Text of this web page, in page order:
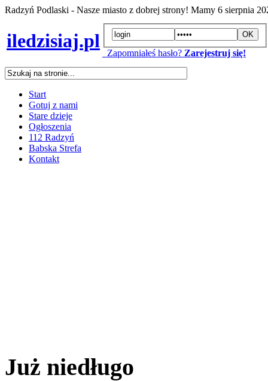
Radzyń Podlaski - Nasze miasto z dobrej strony! Mamy 6 sierpnia
iledzisiaj.pl
Zapomniałeś hasło? Zarejestruj się!
Start
Gotuj z nami
Stare dzieje
Ogłoszenia
112 Radzyń
Babska Strefa
Kontakt
Już niedługo